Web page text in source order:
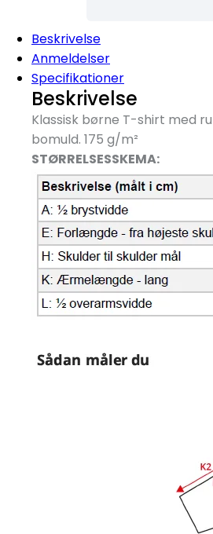
Beskrivelse
Anmeldelser
Specifikationer
Beskrivelse
Klassisk børne T-shirt med
bomuld. 175 g/m²
STØRRELSESSKEMA: